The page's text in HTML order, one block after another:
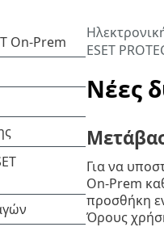
Νέες
ESET
Για να
On-Prem
προσθήκη
Όρους